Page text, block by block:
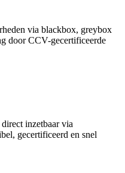
via blackbox, greybox
door CCV-gecertificeerde
inzetbaar via
gecertificeerd en snel